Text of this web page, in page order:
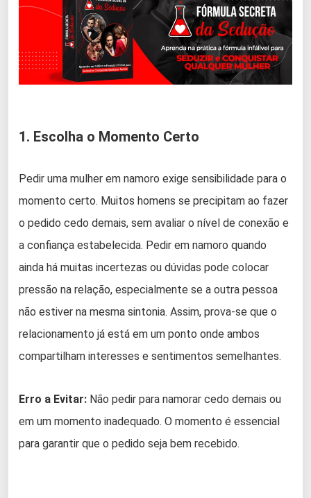
1. Escolha o Momento Certo
Pedir uma mulher em namoro exige sensibilidade para o
momento certo. Muitos homens se precipitam ao fazer
o pedido cedo demais, sem avaliar o nível de conexão e
a confiança estabelecida. Pedir em namoro quando
ainda há muitas incertezas ou dúvidas pode colocar
pressão na relação, especialmente se a outra pessoa
não estiver na mesma sintonia. Assim, prova-se que o
relacionamento já está em um ponto onde ambos
compartilham interesses e sentimentos semelhantes.
Erro a Evitar: Não pedir para namorar cedo demais ou
em um momento inadequado. O momento é essencial
para garantir que o pedido seja bem recebido.